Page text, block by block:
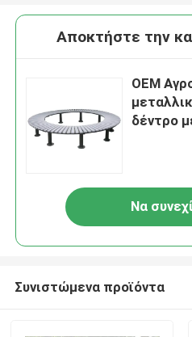
Αποκτήστε την
OEM
δέντρο
Να
Συνιστώμενα προϊόντα